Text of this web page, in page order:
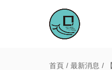
首頁 最新消息